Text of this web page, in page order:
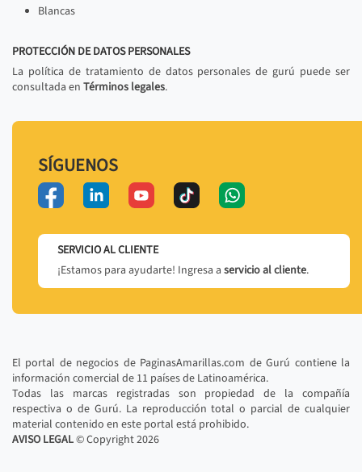
Blancas
PROTECCIÓN DE DATOS PERSONALES
La política de tratamiento de datos personales de gurú puede ser
consultada en Términos legales.
SÍGUENOS
SERVICIO AL CLIENTE
¡Estamos para ayudarte! Ingresa a servicio al cliente.
El portal de negocios de PaginasAmarillas.com de Gurú contiene la
información comercial de 11 países de Latinoamérica.
Todas las marcas registradas son propiedad de la compañía
respectiva o de Gurú. La reproducción total o parcial de cualquier
material contenido en este portal está prohibido.
AVISO LEGAL© Copyright2026